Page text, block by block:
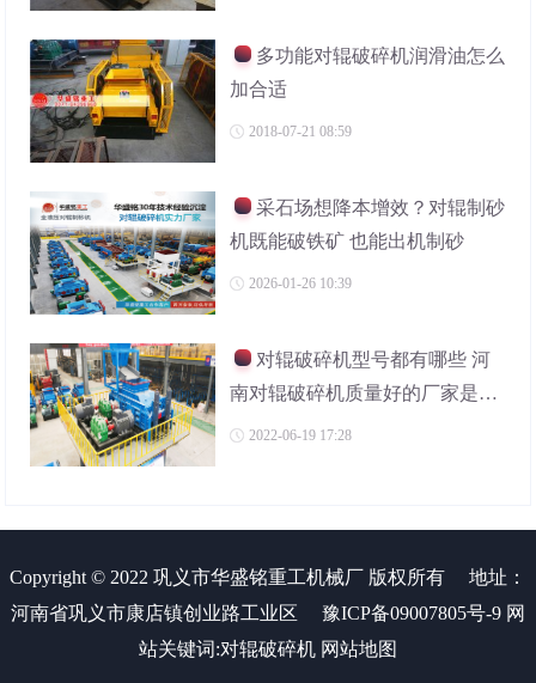
多功能对辊破碎机润滑油怎么
加合适
2018-07-21 08:59
采石场想降本增效？对辊制砂
机既能破铁矿 也能出机制砂
2026-01-26 10:39
对辊破碎机型号都有哪些 河
南对辊破碎机质量好的厂家是哪
家 2022-06-19 17:28
Copyright © 2022 巩义市华盛铭重工机械厂 版权所有
地址：
河南省巩义市康店镇创业路工业区
豫ICP备09007805号-9 网
站关键词:对辊破碎机 网站地图